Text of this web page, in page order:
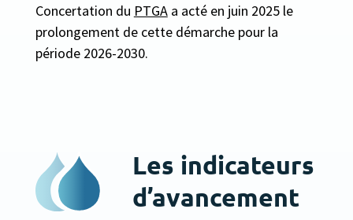
Concertation du PTGAa acté en juin 2025 le
prolongement de cette démarche pour la
période 2026-2030.
Les indicateurs
d’avancement